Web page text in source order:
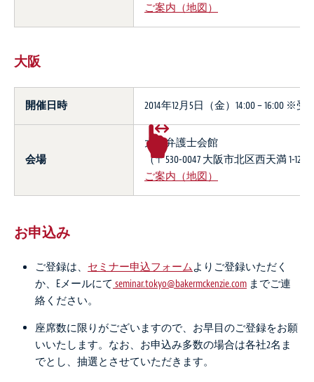
ご案内（地図）
大阪
開催日時 2014年12月5日（金）14:00 – 16:00 ※受
会場
大阪弁護士会館
（〒530-0047 大阪市北区西天満 1-12-5
ご案内（地図）
お申込み
ご登録は、 セミナー申込フォームよりご登録いただく
か、Eメールにて seminar.tokyo@bakermckenzie.com までご連
絡ください。
座席数に限りがございますので、お早目のご登録をお願
いいたします。なお、お申込み多数の場合は各社2名ま
でとし、抽選とさせていただきます。